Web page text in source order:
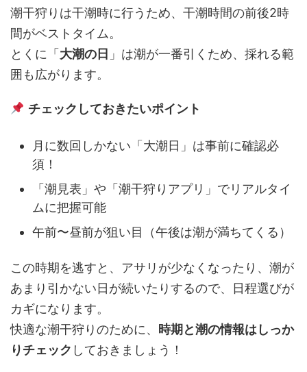
潮干狩りは干潮時に行うため、干潮時間の前後2時
間がベストタイム。
とくに「 大潮の日 」は潮が一番引くため、採れる範
囲も広がります。
チェックしておきたいポイント
月に数回しかない「大潮日」は事前に確認必
須！
「潮見表」や「潮干狩りアプリ」でリアルタイ
ムに把握可能
午前〜昼前が狙い目（午後は潮が満ちてくる）
この時期を逃すと、アサリが少なくなったり、潮が
あまり引かない日が続いたりするので、日程選びが
カギになります。
快適な潮干狩りのために、
時期と潮の情報はしっか
りチェック しておきましょう！